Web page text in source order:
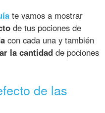
te vamos a mostrar
de tus pociones de
con cada una y también
la cantidad de pociones
de las